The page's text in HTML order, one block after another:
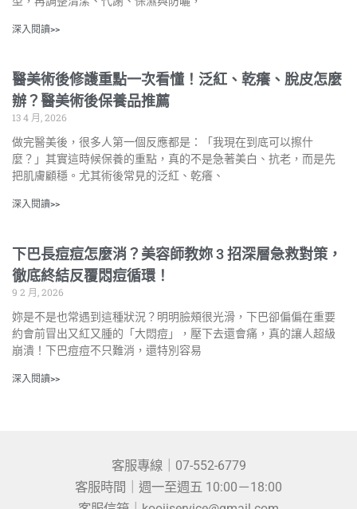
深入閱讀>>
醫美術後修護重點一次看懂！泛紅、乾癢、脫皮怎麼
辦？醫美術後保養品推薦
13 4 月, 2026
做完醫美後，很多人第一個反應都是：「我現在到底可以擦什
麼？」其實這時候保養的重點，真的不是急著美白、抗老，而是先
把肌膚顧穩。尤其術後常見的泛紅、乾癢、
深入閱讀>>
下巴長痘痘怎麼消？美容師教妳 3 招深層急救對策，
徹底終結反覆悶痘循環！
9 2 月, 2026
妳是不是也常遇到這種狀況？明明臉頰很光滑，下巴卻偏偏在重要
約會前冒出又紅又腫的「大悶痘」，壓下去還會痛，真的讓人超級
崩潰！下巴痘痘不只難消，還特別容易
深入閱讀>>
客服專線｜07-552-6779
客服時間｜週一至週五 10:00－18:00